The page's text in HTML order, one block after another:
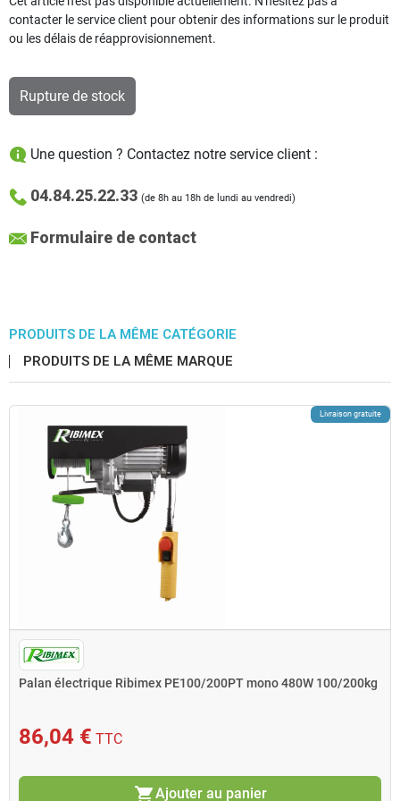
contacter le service client pour obtenir des informations sur le produit
ou les délais de réapprovisionnement.
Rupture de stock
Une question ? Contactez notre service client :
04.84.25.22.33 (de 8h au 18h de lundi au vendredi)
Formulaire de contact
PRODUITS DE LA MÊME CATÉGORIE
PRODUITS DE LA MÊME MARQUE
Livraison gratuite
Palan électrique Ribimex PE100/200PT mono 480W 100/200kg
86,04 € TTC
shopping_cartAjouter au panier